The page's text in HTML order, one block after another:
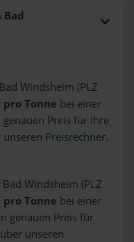
Windsheim (PLZ
pro Tonne bei einer
Preis für Ihre
unseren Preisrechner.
Windsheim (PLZ
pro Tonne bei einer
genauen Preis für
unseren